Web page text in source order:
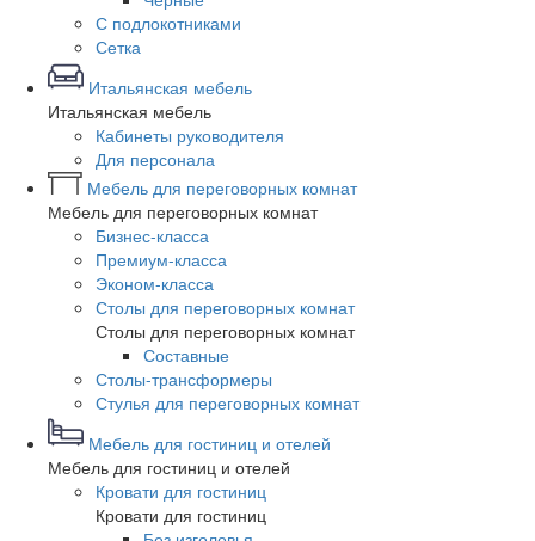
С подлокотниками
Сетка
Итальянская мебель
Итальянская мебель
Кабинеты руководителя
Для персонала
Мебель для переговорных комнат
Мебель для переговорных комнат
Бизнес-класса
Премиум-класса
Эконом-класса
Столы для переговорных комнат
Столы для переговорных комнат
Составные
Столы-трансформеры
Стулья для переговорных комнат
Мебель для гостиниц и отелей
Мебель для гостиниц и отелей
Кровати для гостиниц
Кровати для гостиниц